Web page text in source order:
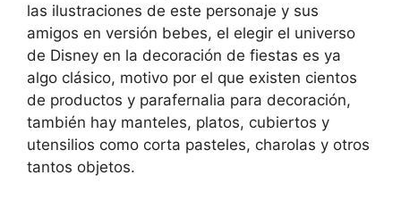
las ilustraciones de este personaje y sus
amigos en versión bebes, el elegir el universo
de Disney en la decoración de fiestas es ya
algo clásico, motivo por el que existen cientos
de productos y parafernalia para decoración,
también hay manteles, platos, cubiertos y
utensilios como corta pasteles, charolas y otros
tantos objetos.